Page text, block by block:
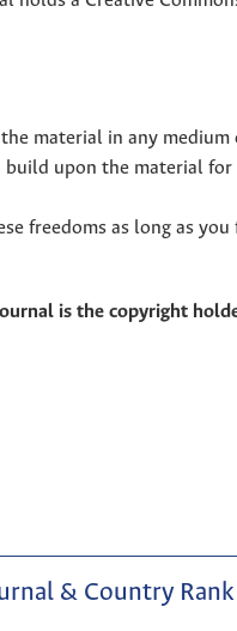
material in any
upon the material for
freedoms as long as
is the copyright
& Country Rank